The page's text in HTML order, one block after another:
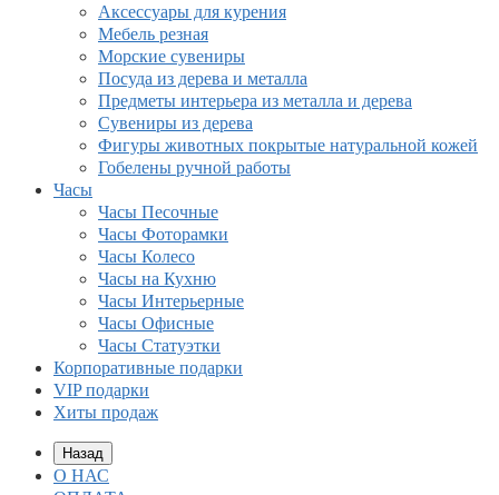
Аксессуары для курения
Мебель резная
Морские сувениры
Посуда из дерева и металла
Предметы интерьера из металла и дерева
Сувениры из дерева
Фигуры животных покрытые натуральной кожей
Гобелены ручной работы
Часы
Часы Песочные
Часы Фоторамки
Часы Колесо
Часы на Кухню
Часы Интерьерные
Часы Офисные
Часы Статуэтки
Корпоративные подарки
VIP подарки
Хиты продаж
Назад
О НАС